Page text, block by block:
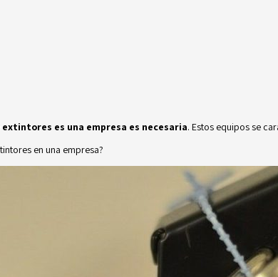
es una empresa es necesaria. Estos equipos se
en una empresa?